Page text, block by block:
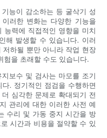
능이 감소하는 등 굴삭기 성
러한 변화는 다양한 기능을
능력에 직접적인 영향을 미치
해 발생할 수 있습니다. 이러
하될 뿐만 아니라 작업 현장
험을 초래할 수도 있습니다.
보수 및 검사는 마모를 조기
. 정기적인 점검을 수행하면
심각한 문제로 확대되기 전
관리에 대한 이러한 사전 예
수리 및 가동 중지 시간을 방
시간과 비용을 절약할 수 있